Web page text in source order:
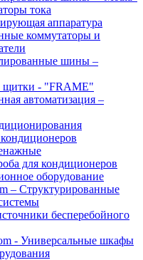
тока
аппаратура
коммутаторы и
шины –
щитки - "FRAME"
автоматизация –
для кондиционеров
оборудование
– Структурированные
бесперебойного
- Универсальные шкафы